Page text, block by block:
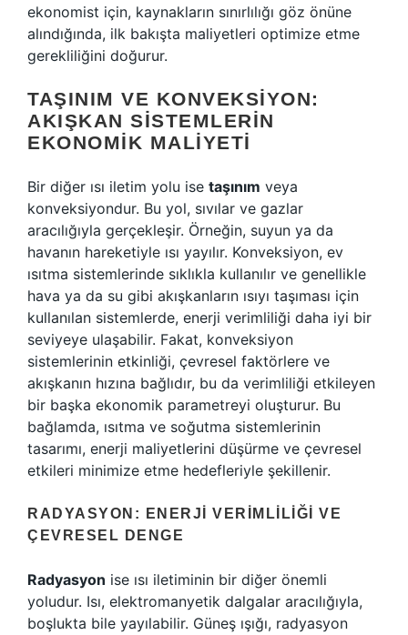
ekonomist için, kaynakların sınırlılığı göz önüne
alındığında, ilk bakışta maliyetleri optimize etme
gerekliliğini doğurur.
TAŞINIM VE KONVEKSIYON:
AKIŞKAN SISTEMLERIN
EKONOMIK MALIYETI
Bir diğer ısı iletim yolu ise taşınım veya
konveksiyondur. Bu yol, sıvılar ve gazlar
aracılığıyla gerçekleşir. Örneğin, suyun ya da
havanın hareketiyle ısı yayılır. Konveksiyon, ev
ısıtma sistemlerinde sıklıkla kullanılır ve genellikle
hava ya da su gibi akışkanların ısıyı taşıması için
kullanılan sistemlerde, enerji verimliliği daha iyi bir
seviyeye ulaşabilir. Fakat, konveksiyon
sistemlerinin etkinliği, çevresel faktörlere ve
akışkanın hızına bağlıdır, bu da verimliliği etkileyen
bir başka ekonomik parametreyi oluşturur. Bu
bağlamda, ısıtma ve soğutma sistemlerinin
tasarımı, enerji maliyetlerini düşürme ve çevresel
etkileri minimize etme hedefleriyle şekillenir.
RADYASYON: ENERJI VERIMLILIĞI VE
ÇEVRESEL DENGE
Radyasyon ise ısı iletiminin bir diğer önemli
yoludur. Isı, elektromanyetik dalgalar aracılığıyla,
boşlukta bile yayılabilir. Güneş ışığı, radyasyon